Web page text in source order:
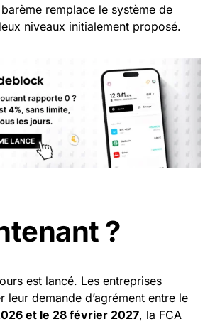
remplace le système de
niveaux initialement proposé.
?
est lancé. Les entreprises
leur demande d’agrément entre le
et le 28 février 2027, la FCA